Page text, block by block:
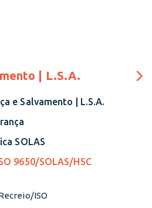
| L.S.A.
e Salvamento | L.S.A.
SOLAS
9650/SOLAS/HSC
ISO